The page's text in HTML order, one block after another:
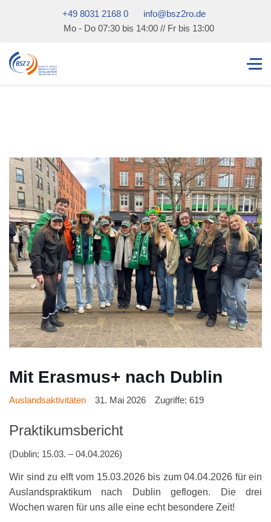
+49 8031 2168 0
info@bsz2ro.de
Mo - Do 07:30 bis 14:00 // Fr bis 13:00
Mit Erasmus+ nach Dublin
Auslandsaktivitäten 31. Mai 2026 Zugriffe: 619
Praktikumsbericht
(Dublin; 15.03. – 04.04.2026)
Wir sind zu elft vom 15.03.2026 bis zum 04.04.2026 für ein
Auslandspraktikum nach Dublin geflogen. Die drei
Wochen waren für uns alle eine echt besondere Zeit!